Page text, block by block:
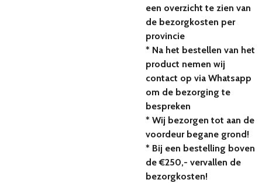
een overzicht te zien van
de bezorgkosten per
provincie
* Na het bestellen van het
product nemen wij
contact op via Whatsapp
om de bezorging te
bespreken
* Wij bezorgen tot aan de
voordeur begane grond!
* Bij een bestelling boven
de €250,- vervallen de
bezorgkosten!